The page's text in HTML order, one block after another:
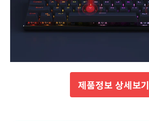
제품정보 상세보기